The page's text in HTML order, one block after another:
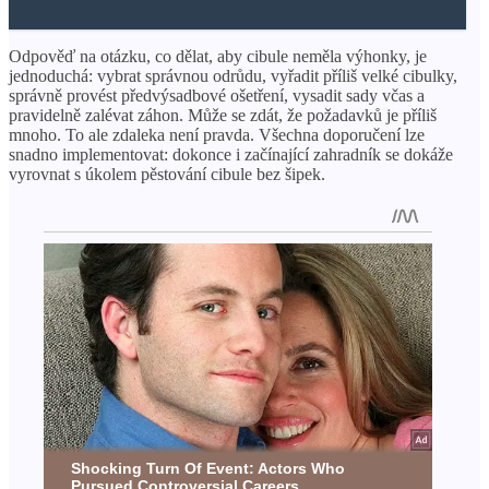
Odpověď na otázku, co dělat, aby cibule neměla výhonky, je
jednoduchá: vybrat správnou odrůdu, vyřadit příliš velké cibulky,
správně provést předvýsadbové ošetření, vysadit sady včas a
pravidelně zalévat záhon. Může se zdát, že požadavků je příliš
mnoho. To ale zdaleka není pravda. Všechna doporučení lze
snadno implementovat: dokonce i začínající zahradník se dokáže
vyrovnat s úkolem pěstování cibule bez šipek.